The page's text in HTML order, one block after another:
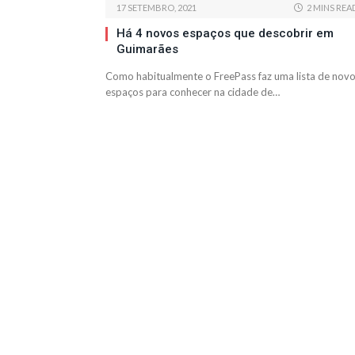
17 SETEMBRO, 2021 2 MINS
Há 4 novos espaços que descobrir em
Guimarães
Como habitualmente o FreePass faz uma lista de
espaços para conhecer na cidade de…